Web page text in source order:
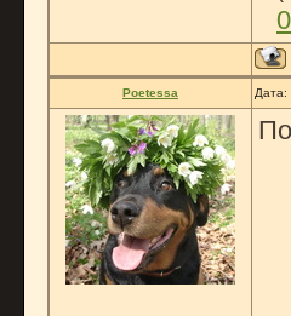
Poetessa Дата: